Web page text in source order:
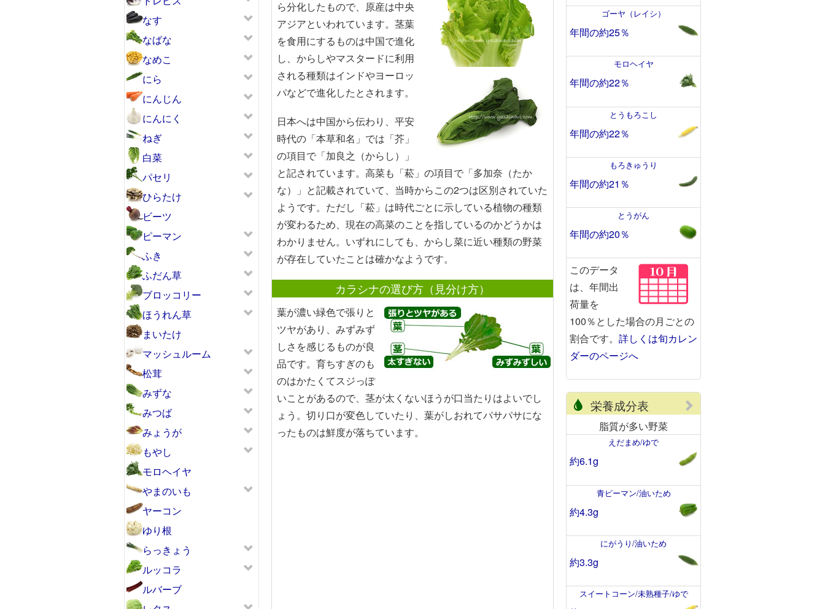
なす
なばな
なめこ
にら
にんじん
にんにく
ねぎ
白菜
パセリ
ひらたけ
ビーツ
ピーマン
ふき
ふだん草
ブロッコリー
ほうれん草
まいたけ
マッシュルーム
松茸
みずな
みつば
みょうが
もやし
モロヘイヤ
やまのいも
ヤーコン
ゆり根
らっきょう
ルッコラ
ルバーブ
ら分化したもので、原産は中央
アジアといわれています。茎葉
を食用にするものは中国で進化
し、からしやマスタードに利用
される種類はインドやヨーロッ
パなどで進化したとされます。
日本へは中国から伝わり、平安
時代の「本草和名」では「芥」
の項目で「加良之（からし）」
と記されています。高菜も「菘」の項目で「多加奈（たか
な）」と記載されていて、当時からこの2つは区別されていた
ようです。ただし「菘」は時代ごとに示している植物の種類
が変わるため、現在の高菜のことを指しているのかどうかは
わかりません。いずれにしても、からし菜に近い種類の野菜
が存在していたことは確かなようです。
カラシナの選び方（見分け方）
葉が濃い緑色で張りと
ツヤがあり、みずみず
しさを感じるものが良
品です。育ちすぎのも
のはかたくてスジっぽ
いことがあるので、茎が太くないほうが口当たりはよいでし
ょう。切り口が変色していたり、葉がしおれてパサパサにな
ったものは鮮度が落ちています。
ゴーヤ（レイシ）
年間の約25％
モロヘイヤ
年間の約22％
とうもろこし
年間の約22％
もろきゅうり
年間の約21％
とうがん
年間の約20％
このデータ
は、年間出
荷量を
100％とした場合の月ごとの
割合です。 詳しくは旬カレン
ダーのページへ
栄養成分表
脂質が多い野菜
えだまめ/ゆで
約6.1g
青ピーマン/油いため
約4.3g
にがうり/油いため
約3.3g
スイートコーン/未熟種子/ゆで